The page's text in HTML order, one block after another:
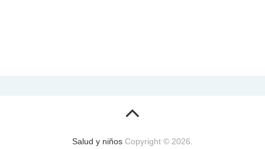
Salud y niños Copyright © 2026.